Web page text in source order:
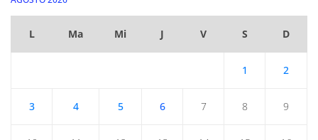
L Ma Mi J V S D
1 2
3 4 5 6 7 8 9